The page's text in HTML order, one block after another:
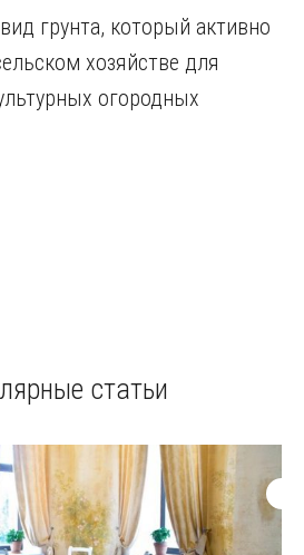
грунта, который активно
хозяйстве для
огородных
статьи